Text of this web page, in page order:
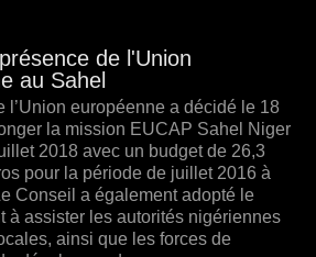
de l'Union
au Sahel
l’Union européenne a décidé le 18
la mission EUCAP Sahel Niger
2018 avec un budget de 26,3
pour la période de juillet 2016 à
Conseil a également adopté le
à assister les autorités nigériennes
ainsi que les forces de